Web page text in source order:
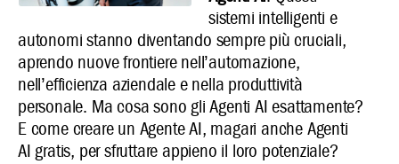
sistemi intelligenti e
autonomi stanno diventando sempre più cruciali,
aprendo nuove frontiere nell’automazione,
nell’efficienza aziendale e nella produttività
personale. Macosa sono gli Agenti AIesattamente?
E come creare un Agente AI, magari anche Agenti
AI gratis, per sfruttare appieno il loro potenziale?